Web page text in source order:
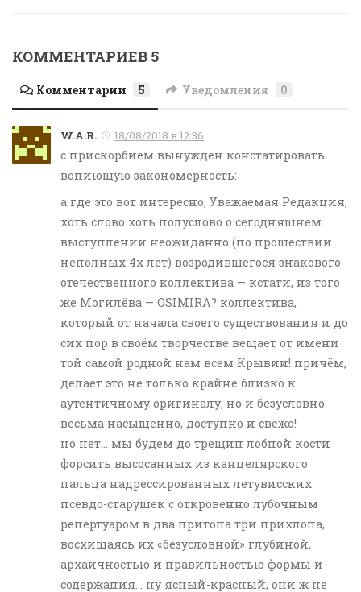
КОММЕНТАРИЕВ 5
Комментарии 5 Уведомления 0
W.A.R. 18/08/2018 в 12:36
с прискорбием вынужден констатировать
вопиющую закономерность:
а где это вот интересно, Уважаемая Редакция,
хоть слово хоть полуслово о сегодняшнем
выступлении неожиданно (по прошествии
неполных 4х лет) возродившегося знакового
отечественного коллектива — кстати, из того
же Могилёва — OSIMIRA? коллектива,
который от начала своего существования и до
сих пор в своём творчестве вещает от имени
той самой родной нам всем Крывии! причём,
делает это не только крайне близко к
аутентичному оригиналу, но и безусловно
весьма насыщенно, доступно и свежо!
но нет… мы будем до трещин лобной кости
форсить высосанных из канцелярского
пальца надрессированных летувисских
псевдо-старушек с откровенно лубочным
репертуаром в два притопа три прихлопа,
восхищаясь их «безусловной» глубиной,
архаичностью и правильностью формы и
содержания… ну ясный-красный, они ж не